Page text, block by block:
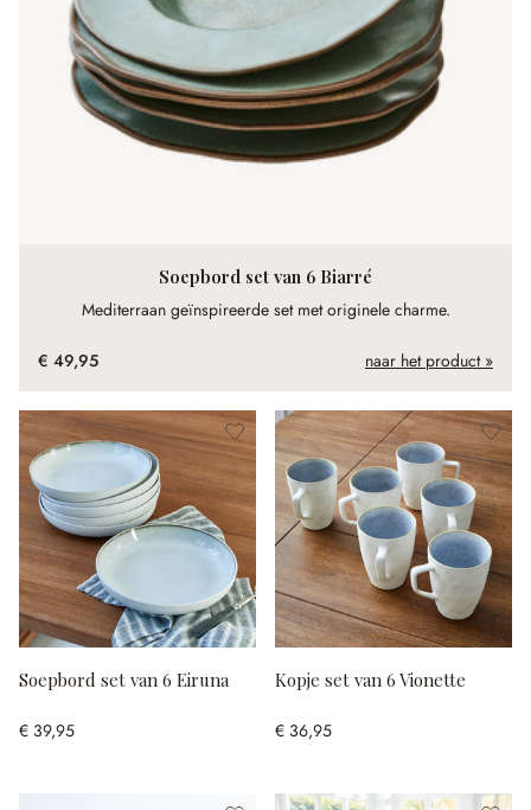
Soepbord set van 6 Biarré
Mediterraan geïnspireerde set met originele charme.
€ 49,95 naar het product »
Soepbord set van 6 Eiruna
€ 39,95
Kopje set van 6 Vionette
€ 36,95